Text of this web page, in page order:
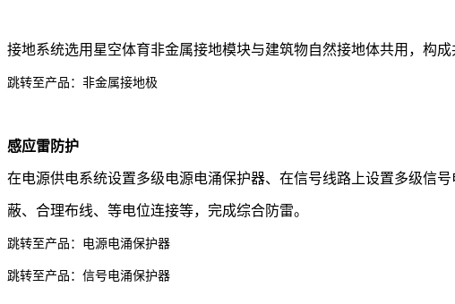
接地系统选用星空体育非金属接地模块与建筑物自然接地体共用，构成
跳转至产品：非金属接地极
感应雷防护
在电源供电系统设置多级电源电涌保护器、在信号线路上设置多级信
蔽、合理布线、等电位连接等，完成综合防雷。
跳转至产品：电源电涌保护器
跳转至产品：信号电涌保护器